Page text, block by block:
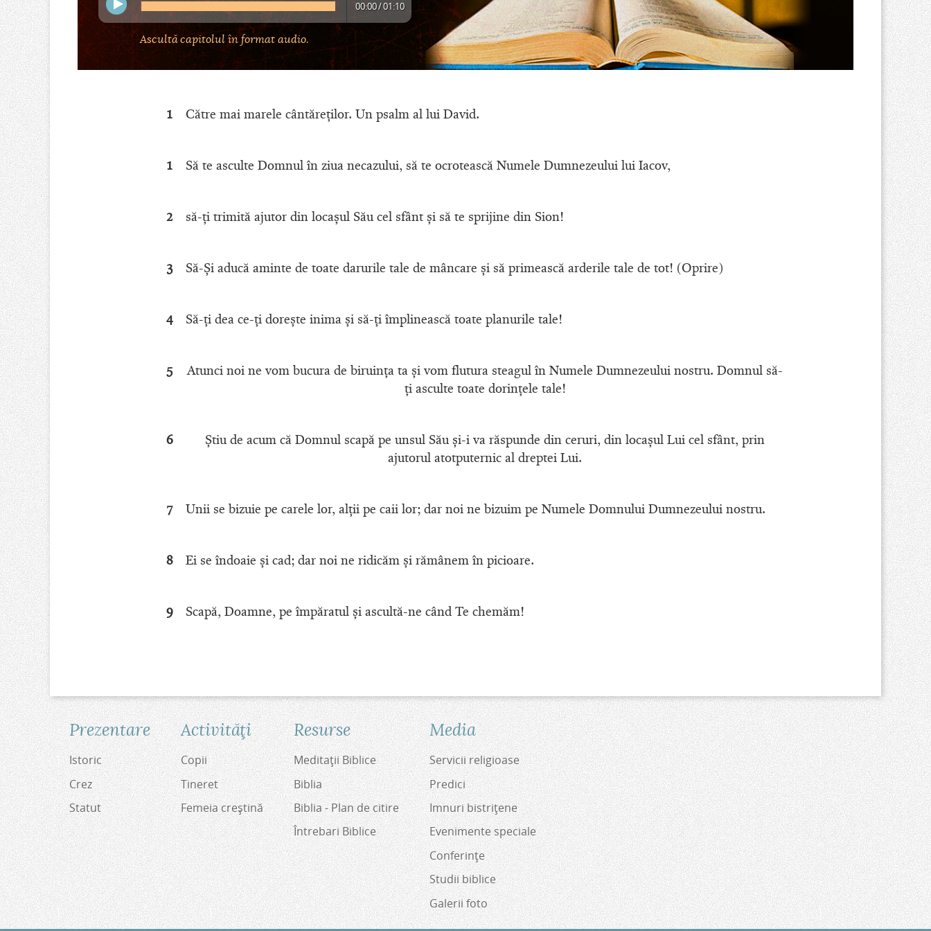
00:00/01:10
Ascultă capitolul în format audio.
1 Către mai marele cântăreţilor. Un psalm al lui David.
1 Să te asculte Domnul în ziua necazului, să te ocrotească Numele Dumnezeului lui Iacov,
2 să-ţi trimită ajutor din locaşul Său cel sfânt şi să te sprijine din Sion!
3 Să-Şi aducă aminte de toate darurile tale de mâncare şi să primească arderile tale de tot! (Oprire)
4 Să-ţi dea ce-ţi doreşte inima şi să-ţi împlinească toate planurile tale!
5
Atunci noi ne vom bucura de biruinţa ta şi vom flutura steagul în Numele Dumnezeului nostru. Domnul să-
ţi asculte toate dorinţele tale!
6
Ştiu de acum că Domnul scapă pe unsul Său şi-i va răspunde din ceruri, din locaşul Lui cel sfânt, prin
ajutorul atotputernic al dreptei Lui.
7 Unii se bizuie pe carele lor, alţii pe caii lor; dar noi ne bizuim pe Numele Domnului Dumnezeului nostru.
8 Ei se îndoaie şi cad; dar noi ne ridicăm şi rămânem în picioare.
9 Scapă, Doamne, pe împăratul şi ascultă-ne când Te chemăm!
Prezentare
Istoric
Crez
Statut
Activităţi
Copii
Tineret
Femeia creştină
Resurse
Meditaţii Biblice
Biblia
Biblia - Plan de citire
Întrebari Biblice
Media
Servicii religioase
Predici
Imnuri bistriţene
Evenimente speciale
Conferinţe
Studii biblice
Galerii foto